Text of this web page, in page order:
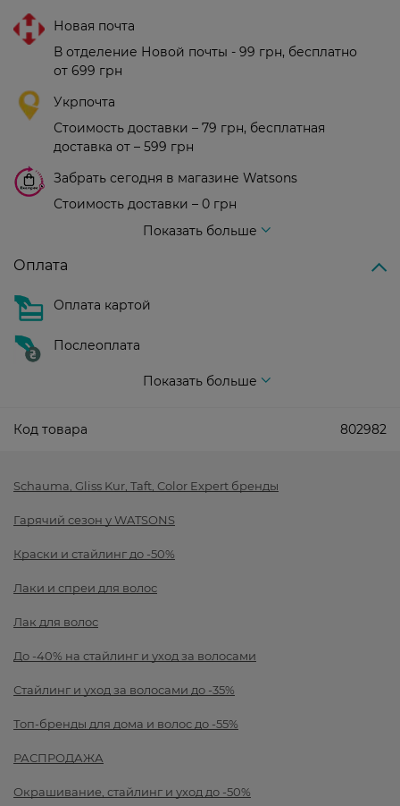
Новая почта
В отделение Новой почты - 99 грн, бесплатно
от 699 грн
Укрпочта
Стоимость доставки – 79 грн, бесплатная
доставка от – 599 грн
Забрать сегодня в магазине Watsons
Стоимость доставки – 0 грн
Показать больше
Оплата
Оплата картой
Послеоплата
Показать больше
Код товара 802982
Schauma, Gliss Kur, Taft, Color Expert бренды
Гарячий сезон у WATSONS
Краски и стайлинг до -50%
Лаки и спреи для волос
Лак для волос
До -40% на стайлинг и уход за волосами
Стайлинг и уход за волосами до -35%
Топ-бренды для дома и волос до -55%
РАСПРОДАЖА
Окрашивание, стайлинг и уход до -50%